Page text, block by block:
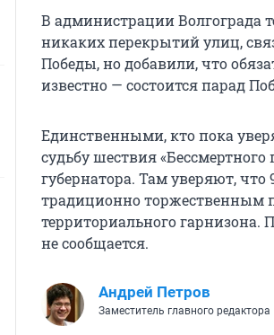
В администрации Волгограда
никаких перекрытий улиц,
Победы, но добавили, что
известно — состоится парад
Единственными, кто пока
судьбу шествия «Бессмертного
губернатора. Там уверяют,
традиционно торжественным
территориального гарнизона.
не сообщается.
Андрей Петров
Заместитель главного редактора